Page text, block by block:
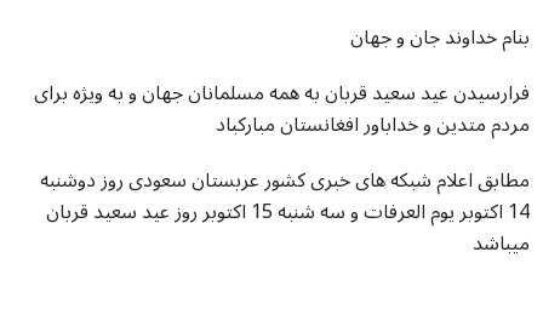
بنام خداوند جان و جهان
فرارسیدن عید سعید قربان به همه مسلمانان جهان و به ویژه برای
مردم متدین و خداباور افغانستان مبارکباد
مطابق اعلام شبکه های خبری کشور عربستان سعودی روز دوشنبه
14 اکتوبر یوم العرفات و سه شنبه 15 اکتوبر روز عید سعید قربان
میباشد